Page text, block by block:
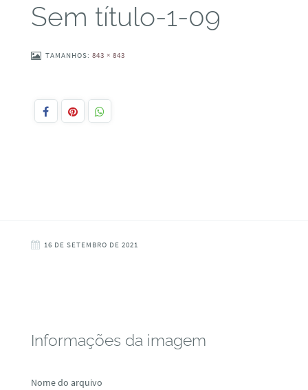
Sem título-1-09
TAMANHOS: 843 × 843
16 DE SETEMBRO DE 2021
Informações da imagem
Nome do arquivo